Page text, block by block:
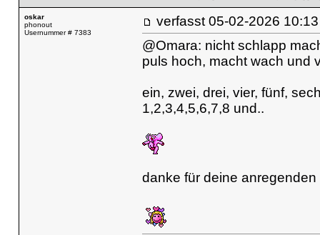
oskar
phonout
Usernummer # 7383
verfasst 05-02-2026
@Omara: nicht schlapp
puls hoch, macht wach und
ein, zwei, drei, vier, fünf,
1,2,3,4,5,6,7,8 und..
danke für deine